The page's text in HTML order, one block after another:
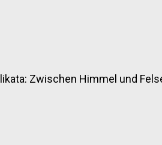
Zwischen Himmel und